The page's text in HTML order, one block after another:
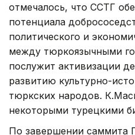
отмечалось, что ССТГ
потенциала
политического и
между тюркоязычными
послужит активизации
развитию культурно-
тюркских народов.
некоторыми турецкими
По завершении саммита